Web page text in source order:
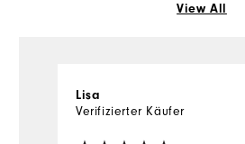
View All
Lisa
Verifizierter Käufer